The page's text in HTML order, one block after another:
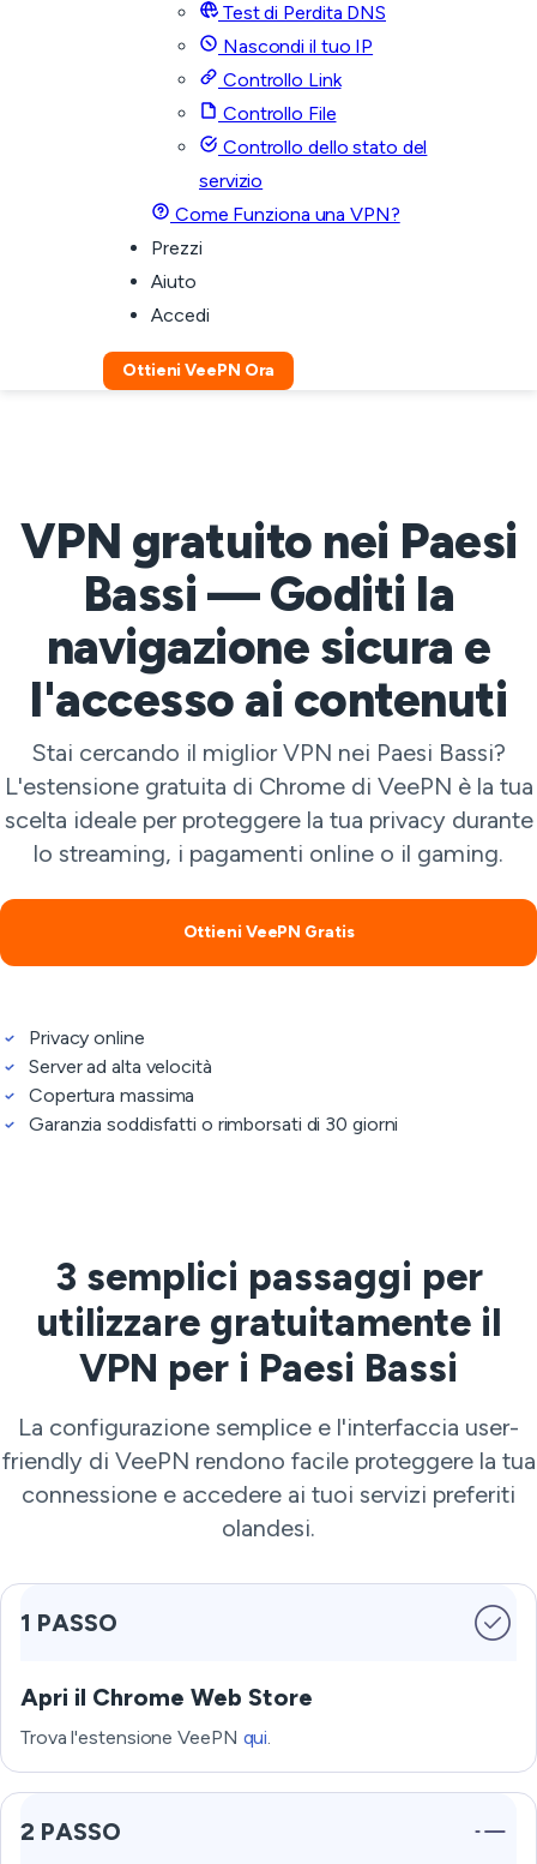
Test di Perdita DNS
Nascondi il tuo IP
Controllo Link
Controllo File
Controllo dello stato del
servizio
Come Funziona una VPN?
Prezzi
Aiuto
Accedi
Ottieni VeePN Ora
VPN gratuito nei Paesi
Bassi — Goditi la
navigazione sicura e
l'accesso ai contenuti
Stai cercando il miglior VPN nei Paesi Bassi?
L'estensione gratuita di Chrome di VeePN è la tua
scelta ideale per proteggere la tua privacy durante
lo streaming, i pagamenti online o il gaming.
Ottieni VeePN Gratis
Privacy online
Server ad alta velocità
Copertura massima
Garanzia soddisfatti o rimborsati di 30 giorni
3 semplici passaggi per
utilizzare gratuitamente il
VPN per i Paesi Bassi
La configurazione semplice e l'interfaccia user-
friendly di VeePN rendono facile proteggere la tua
connessione e accedere ai tuoi servizi preferiti
olandesi.
1 PASSO
Apri il Chrome Web Store
Trova l'estensione VeePN qui.
2 PASSO